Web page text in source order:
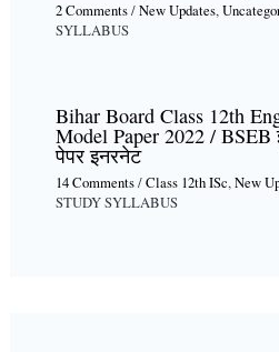
2 Comments/New Updates,
SYLLABUS
Bihar Board Class 12th
Model Paper 2022 / BSEB
पेपर इनरनेट
14 Comments/Class 12th ISc,New
STUDY SYLLABUS